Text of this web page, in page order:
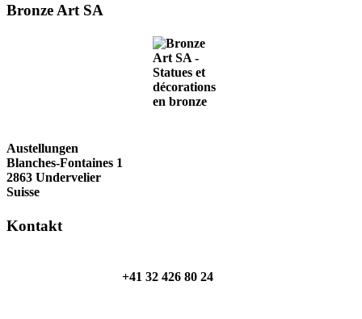
Bronze Art SA
Austellungen
Blanches-Fontaines 1
2863 Undervelier
Suisse
Kontakt
+41 32 426 80 24